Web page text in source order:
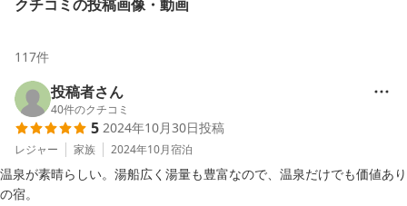
クチコミの投稿画像・動画
117件
投稿者さん
40件のクチコミ
5 2024年10月30日投稿
レジャー 家族 2024年10月宿泊
温泉が素晴らしい。湯船広く湯量も豊富なので、温泉だけでも価値あり
の宿。